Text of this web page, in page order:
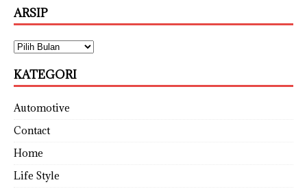
ARSIP
KATEGORI
Automotive
Contact
Home
Life Style